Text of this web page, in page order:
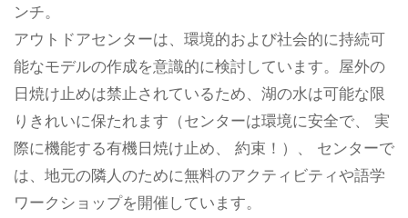
ンチ。
アウトドアセンターは、環境的および社会的に持続可
能なモデルの作成を意識的に検討しています。屋外の
日焼け止めは禁止されているため、湖の水は可能な限
りきれいに保たれます（センターは環境に安全で、 実
際に機能する有機日焼け止め、 約束！）、 センターで
は、地元の隣人のために無料のアクティビティや語学
ワークショップを開催しています。